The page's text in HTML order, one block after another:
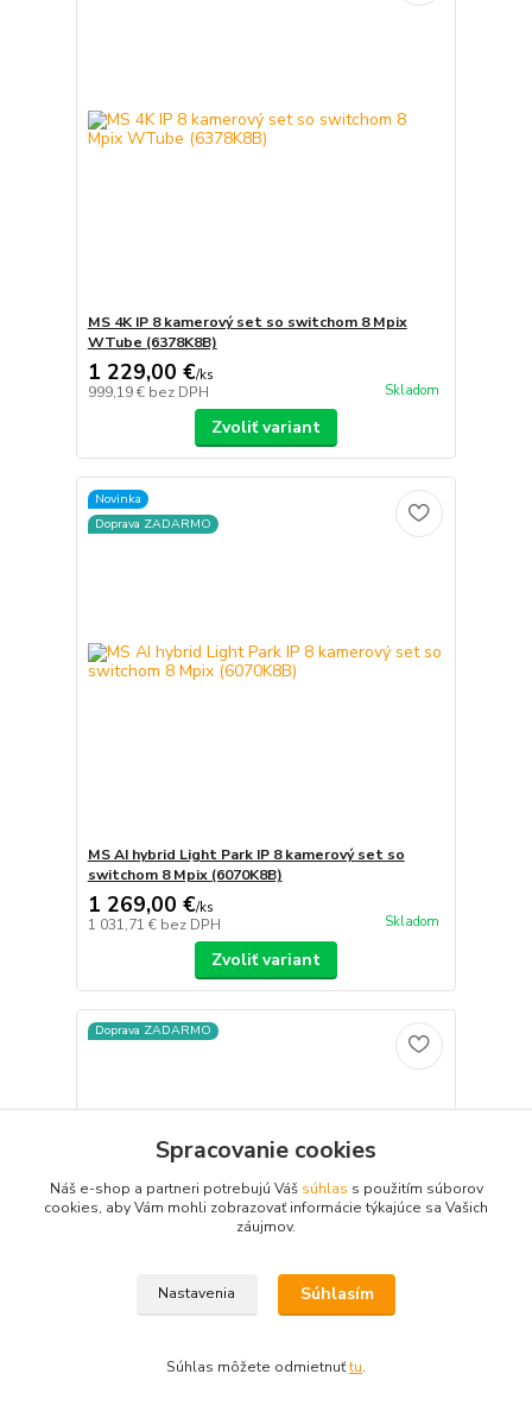
MS 4K IP 8 kamerový set so switchom 8 Mpix
WTube (6378K8B)
1 229,00 €/ks
999,19 € bez DPH Skladom
Zvoliť variant
Novinka
Doprava ZADARMO
MS AI hybrid Light Park IP 8 kamerový set so
switchom 8 Mpix (6070K8B)
1 269,00 €/ks
1 031,71 € bez DPH Skladom
Zvoliť variant
Doprava ZADARMO
Spracovanie cookies
Náš e-shop a partneri potrebujú Váš súhlas s použitím súborov
cookies, aby Vám mohli zobrazovať informácie týkajúce sa Vašich
záujmov.
Nastavenia Súhlasím
Súhlas môžete odmietnuťtu.
100 %